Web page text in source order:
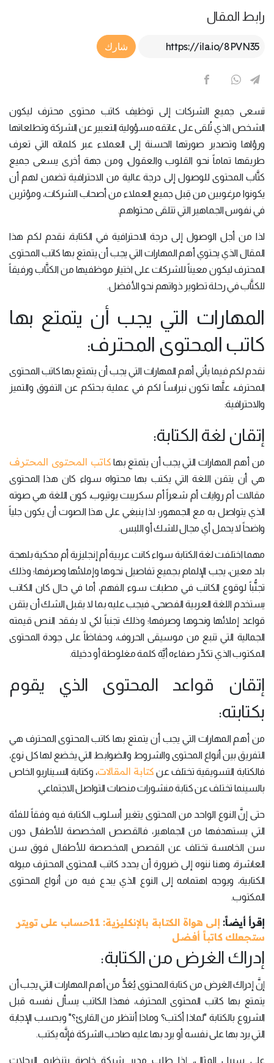
رابط المقال
Article Link
شارك
تسعى جميع الشركات إلى توظيف كاتب محتوى محترف ليكون
الشخص الذي تُلقى على عاتقه مسؤولية التعبير عن الشركة وتطلعاتها
ورؤاها وتصدير صورتها الحسنة إلى العملاء عبر كلماته التي تعرف
طريقها تماماً نحو القلوب والعقول، ومن جهة أخرى يسعى جميع
كتَّاب المحتوى للوصول إلى درجة عالية من الاحترافية تضمن لهم أن
يكونوا مرغوبين من قِبل جميع العملاء من أصحاب الشركات، ومؤثرين
في نفوس الجماهير التي تتلقى محتواهم.
لذا من أجل الوصول إلى درجة الاحترافية في الكتابة، نقدم لكم هذا
المقال الذي يحتوي أهم المهارات التي يجب أن يتمتع بها كاتب المحتوى
المحترف ليكون معيناً للشركات على اختيار موظفيها من الكتَّاب ورفيقاً
للكتَّاب في رحلة تطوير ذواتهم نحو الأفضل.
المهارات التي يجب أن يتمتع بها
كاتب المحتوى المحترف:
نقدم لكم فيما يأتي أهم المهارات التي يجب أن يتمتع بها كاتب المحتوى
المحترف، علَّها تكون نبراساً لكم في عملية بحثكم عن التفوق والتميز
والاحترافية:
إتقان لغة الكتابة:
من أهم المهارات التي يجب أن يتمتع بها كاتب المحتوى المحترف
هي أن يتقن اللغة التي يكتب بها محتواه سواء كان هذا المحتوى
مقالات أم روايات أم شعراً أم سكريبت يوتيوب، كون اللغة هي صوته
الذي يتواصل به مع الجمهور؛ لذا ينبغي على هذا الصوت أن يكون جلياً
واضحاً لا يحمل أي مجال للشك أو اللبس.
مهما اختلفت لغة الكتابة سواء كانت عربية أم إنجليزية أم محكية بلهجة
بلد معين، يجب الإلمام بجميع تفاصيل نحوها وإملائها وصرفها؛ وذلك
تجنُّباً لوقوع الكاتب في مطبات سوء الفهم، أما في حال كان الكاتب
يستخدم اللغة العربية الفصحى، فيجب عليه بما لا يقبل الشك أن يتقن
قواعد إملائها ونحوها وصرفها؛ وذلك تجنباً لكي لا يفقد النص قيمته
الجمالية التي تنبع من موسيقى الحروف، وحفاظاً على جودة المحتوى
المكتوب الذي تكدِّر صفاءه أيَّة كلمة مغلوطة أو دخيلة.
إتقان قواعد المحتوى الذي يقوم
بكتابته:
من أهم المهارات التي يجب أن يتمتع بها كاتب المحتوى المحترف هي
التفريق بين أنواع المحتوى والشروط والضوابط التي يخضع لها كل نوع،
فالكتابة التسويقية تختلف عن كتابة المقالات، وكتابة السيناريو الخاص
بالسينما تختلف عن كتابة منشورات منصات التواصل الاجتماعي.
حتى إنَّ النوع الواحد من المحتوى يتغير أسلوب الكتابة فيه وفقاً للفئة
التي يستهدفها من الجماهير، فالقصص المخصصة للأطفال دون
سن الخامسة تختلف عن القصص المخصصة للأطفال فوق سن
العاشرة، وهنا ننوه إلى ضرورة أن يحدد كاتب المحتوى المحترف ميوله
الكتابية، ويوجه اهتمامه إلى النوع الذي يبدع فيه من أنواع المحتوى
المكتوب.
إقرأ أيضاً:
إلى هواة الكتابة بالإنكليزية: 11حساب على تويتر
ستجعلك كاتباً أفضل
إدراك الغرض من الكتابة:
إنَّ إدراك الغرض من كتابة المحتوى يُعَدُّ من أهم المهارات التي يجب أن
يتمتع بها كاتب المحتوى المحترف، فهذا الكاتب يسأل نفسه قبل
الشروع بالكتابة "لماذا أكتب؟ وماذا أنتظر من القارئ؟" وبحسب الإجابة
التي يرد بها على نفسه أو يرد بها عليه صاحب الشركة فإنَّه يكتب.
على سبيل المثال، إذا طلب مدير شركة خاصة بتنظيم الرحلات